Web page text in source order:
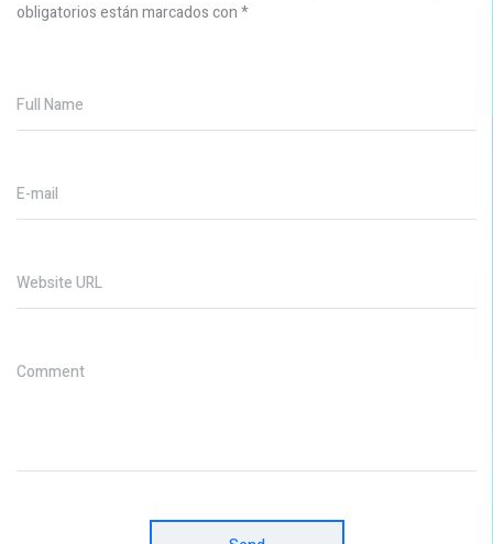
obligatorios están marcados con*
Full Name
E-mail
Website URL
Comment